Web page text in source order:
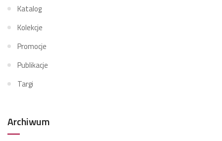
Katalog
Kolekcje
Promocje
Publikacje
Targi
Archiwum